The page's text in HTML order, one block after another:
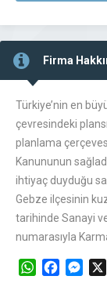
Firma
Türkiye’nin en
çevresindeki
planlama
Kanununun
ihtiyaç duyduğu
Gebze ilçesinin
tarihinde Sanayi
numarasıyla
WhatsAppFacebook